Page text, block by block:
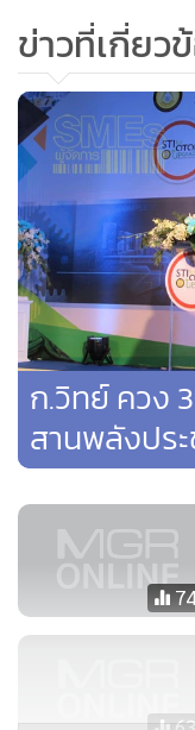
ด้าน ดร.ลักษมี ปลั่งแส
นโยบายขับเคลื่อน
รอบการก่อตั้ง 53 ปีข
สัมมนาและนิทรรศกา
Future” ขึ้น ระหว่าง
A,B,C โรงแรมเซ็นท
งานประกอบด้วยกิจก
1.งานสัมมนานานาช
ประกอบการด้านผลิ
อาหารเพื่อสุขภาพ 3.
ส่งเสริมโอทอปและเ
รอบสถาปนา 53 ปี ว
Innovation/
“นอกจากการจัดกิจกร
การเปิดตัวผลงานใ
ข่าวที่เกี่ยว
ก.วิทย์ ควง
สานพลังปร